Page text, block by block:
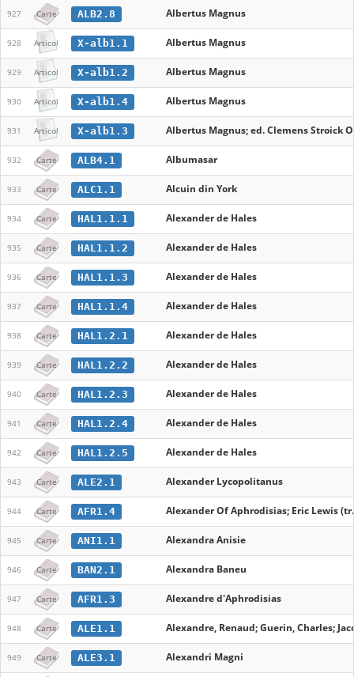
927 Carte ALB2.8 Albertus Magnus
928 Articol X-alb1.1 Albertus Magnus
929 Articol X-alb1.2 Albertus Magnus
930 Articol X-alb1.4 Albertus Magnus
931 Articol X-alb1.3 Albertus Magnus; ed. Clemens Stroick
932 Carte ALB4.1 Albumasar
933 Carte ALC1.1 Alcuin din York
934 Carte HAL1.1.1 Alexander de Hales
935 Carte HAL1.1.2 Alexander de Hales
936 Carte HAL1.1.3 Alexander de Hales
937 Carte HAL1.1.4 Alexander de Hales
938 Carte HAL1.2.1 Alexander de Hales
939 Carte HAL1.2.2 Alexander de Hales
940 Carte HAL1.2.3 Alexander de Hales
941 Carte HAL1.2.4 Alexander de Hales
942 Carte HAL1.2.5 Alexander de Hales
943 Carte ALE2.1 Alexander Lycopolitanus
944 Carte AFR1.4 Alexander Of Aphrodisias; Eric Lewis
945 Carte ANI1.1 Alexandra Anisie
946 Carte BAN2.1 Alexandra Baneu
947 Carte AFR1.3 Alexandre d'Aphrodisias
948 Carte ALE1.1 Alexandre, Renaud; Guerin, Charles;
949 Carte ALE3.1 Alexandri Magni